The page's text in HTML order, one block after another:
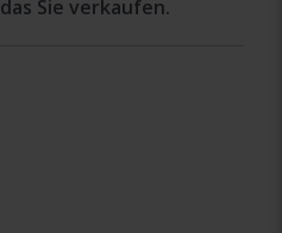
Sie verkaufen.